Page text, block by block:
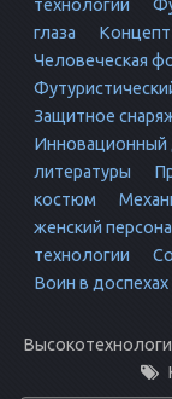
технологии
глаза
Человеческая
Защитное
Инновационный
литературы
костюм
женский
технологии
Воин в доспехах